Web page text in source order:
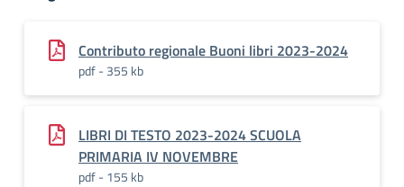
Contributo regionale Buoni libri 2023-2024
pdf - 355 kb
LIBRI DI TESTO 2023-2024 SCUOLA
PRIMARIA IV NOVEMBRE
pdf - 155 kb